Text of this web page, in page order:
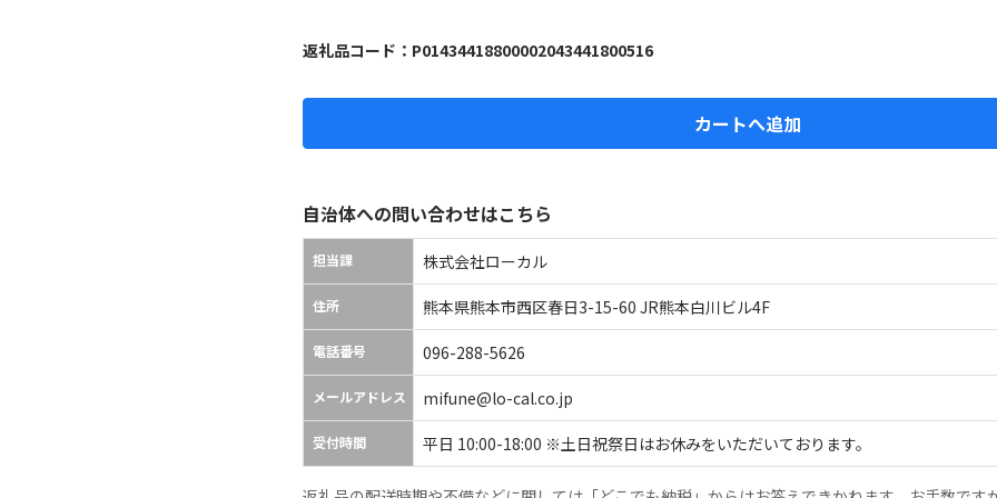
返礼品コード： P01434418800002043441800516
カートへ追加
自治体への問い合わせはこちら
担当課 株式会社ローカル
住所 熊本県熊本市西区春日3-15-60 JR熊本白川ビル4F
電話番号 096-288-5626
メールアドレス mifune@lo-cal.co.jp
受付時間 平日 10:00-18:00 ※土日祝祭日はお休みをいただいております。